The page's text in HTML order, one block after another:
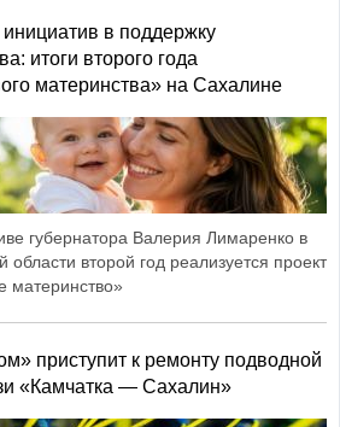
в поддержку
итоги второго года
материнства» на Сахалине
губернатора Валерия Лимаренко в
области второй год реализуется проект
материнство»
приступит к ремонту подводной
«Камчатка ― Сахалин»